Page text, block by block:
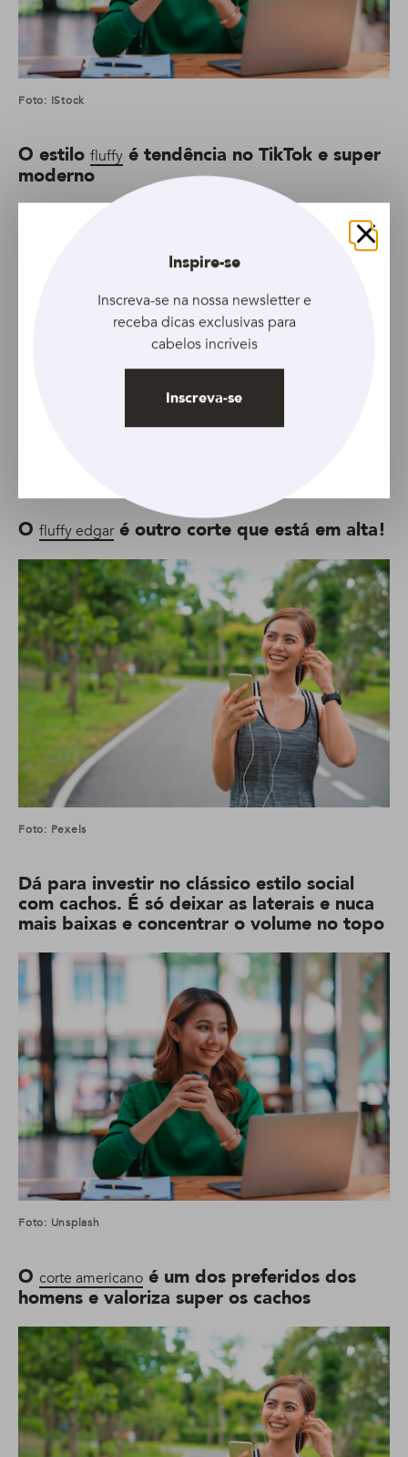
Foto: IStock
O estilo fluffy é tendência no TikTok e super
moderno
O fluffy edgaré outro corte que está em alta!
Foto: Pexels
Dá para investir no clássico estilo social
com cachos. É só deixar as laterais e nuca
mais baixas e concentrar o volume no topo
Foto: Unsplash
O corte americano é um dos preferidos dos
homens e valoriza super os cachos
Fechar
Inspire-se
Inscreva-se na nossa newsletter e
receba dicas exclusivas para
cabelos incríveis
Inscreva-se